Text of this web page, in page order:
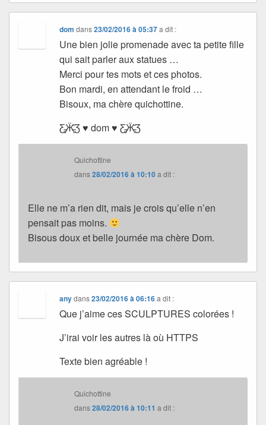
dom dans23/02/2016 à 05:37 a dit :
Une bien jolie promenade avec ta petite fille
qui sait parler aux statues …
Merci pour tes mots et ces photos.
Bon mardi, en attendant le froid …
Bisoux, ma chère quichottine.
Ƹ̵̡Ӝ̵̨̄Ʒ ♥ dom ♥ Ƹ̵̡Ӝ̵̨̄Ʒ
Quichottine
dans28/02/2016 à 10:10a dit :
Elle ne m’a rien dit, mais je crois qu’elle n’en
pensait pas moins.
Bisous doux et belle journée ma chère Dom.
anydans23/02/2016 à 06:16 a dit :
Que j’aime ces SCULPTURES colorées !
J’irai voir les autres là où HTTPS
Texte bien agréable !
Quichottine
dans28/02/2016 à 10:11 a dit :